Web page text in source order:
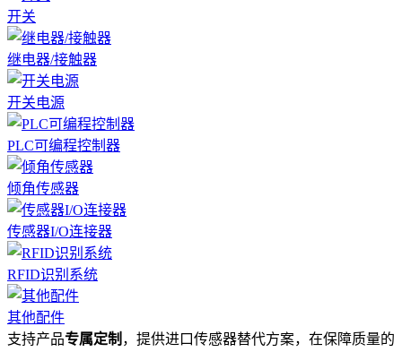
开关
继电器/接触器
开关电源
PLC可编程控制器
倾角传感器
传感器I/O连接器
RFID识别系统
其他配件
支持产品专属定制 ，提供进口传感器替代方案，在保障质量的